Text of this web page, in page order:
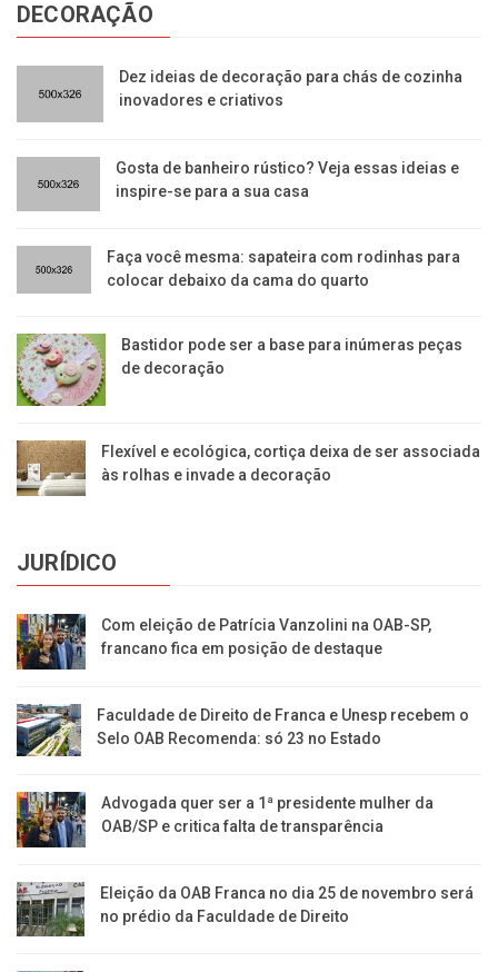
DECORAÇÃO
Dez ideias de decoração para chás de cozinha
inovadores e criativos
Gosta de banheiro rústico? Veja essas ideias e
inspire-se para a sua casa
Faça você mesma: sapateira com rodinhas para
colocar debaixo da cama do quarto
Bastidor pode ser a base para inúmeras peças
de decoração
Flexível e ecológica, cortiça deixa de ser associada
às rolhas e invade a decoração
JURÍDICO
Com eleição de Patrícia Vanzolini na OAB-SP,
francano fica em posição de destaque
Faculdade de Direito de Franca e Unesp recebem o
Selo OAB Recomenda: só 23 no Estado
Advogada quer ser a 1ª presidente mulher da
OAB/SP e critica falta de transparência
Eleição da OAB Franca no dia 25 de novembro será
no prédio da Faculdade de Direito